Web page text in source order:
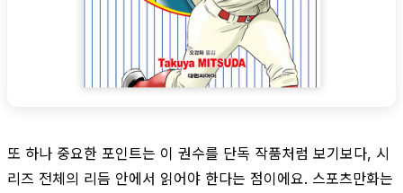
또 하나 중요한 포인트는 이 권수를 단독 작품처럼 보기보다, 시
리즈 전체의 리듬 안에서 읽어야 한다는 점이에요. 스포츠만화는